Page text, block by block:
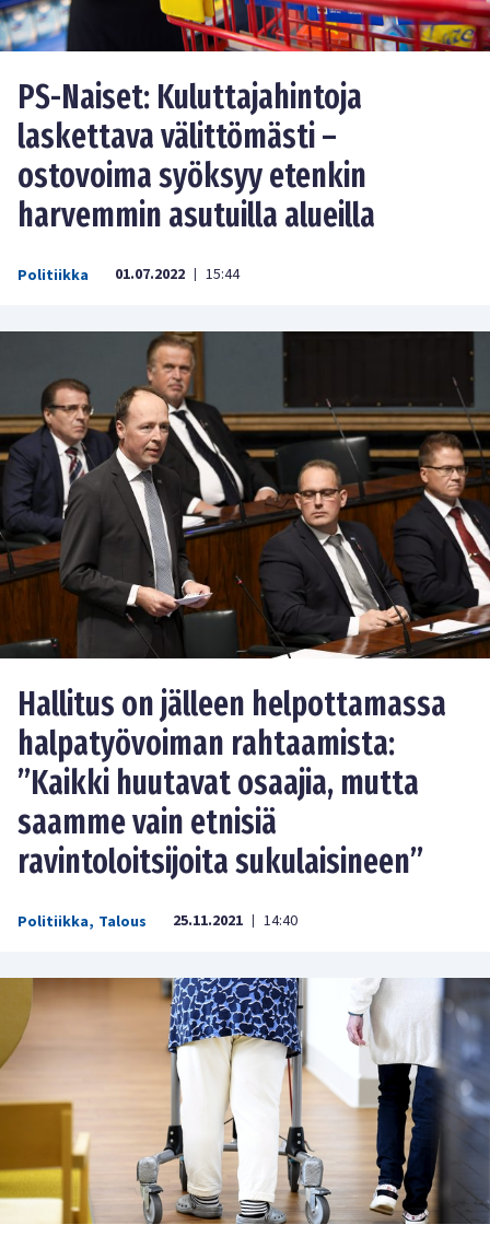
PS-Naiset: Kuluttajahintoja
laskettava välittömästi –
ostovoima syöksyy etenkin
harvemmin asutuilla alueilla
Politiikka 01.07.2022 | 15:44
Hallitus on jälleen helpottamassa
halpatyövoiman rahtaamista:
”Kaikki huutavat osaajia, mutta
saamme vain etnisiä
ravintoloitsijoita sukulaisineen”
Politiikka, Talous 25.11.2021 | 14:40